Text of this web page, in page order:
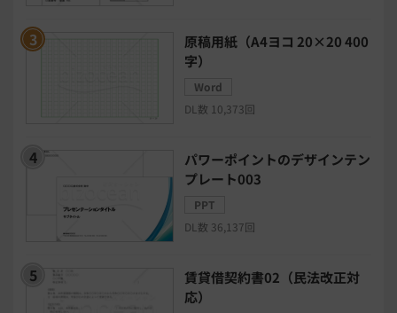
BIツール CTIシステム
クラウドPBX
モチベーション管理システム
リモートアクセスツール
電子請求書システム 人事評価システム
原稿用紙（A4ヨコ 20×20 400
字）
Word
DL数 10,373回
パワーポイントのデザインテン
プレート003
PPT
DL数 36,137回
賃貸借契約書02（民法改正対
応）